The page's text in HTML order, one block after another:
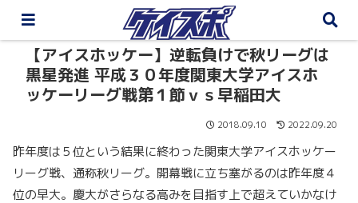
【アイスホッケー】逆転負けで秋リーグは
黒星発進 平成３０年度関東大学アイスホ
ッケーリーグ戦第１節ｖｓ早稲田大
2018.09.10 2022.09.20
昨年度は５位という結果に終わった関東大学アイスホッケー
リーグ戦、通称秋リーグ。開幕戦に立ち塞がるのは昨年度４
位の早大。慶大がさらなる高みを目指す上で超えていかなけ